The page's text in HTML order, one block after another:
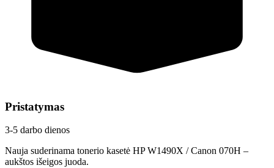
Pristatymas
3-5 darbo dienos
Nauja suderinama tonerio kasetė HP W1490X / Canon 070H –
aukštos išeigos juoda.